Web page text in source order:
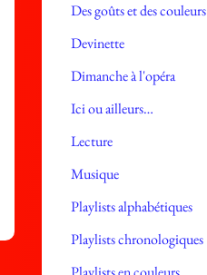
Des goûts et des couleurs
Devinette
Dimanche à l'opéra
Ici ou ailleurs…
Lecture
Musique
Playlists alphabétiques
Playlists chronologiques